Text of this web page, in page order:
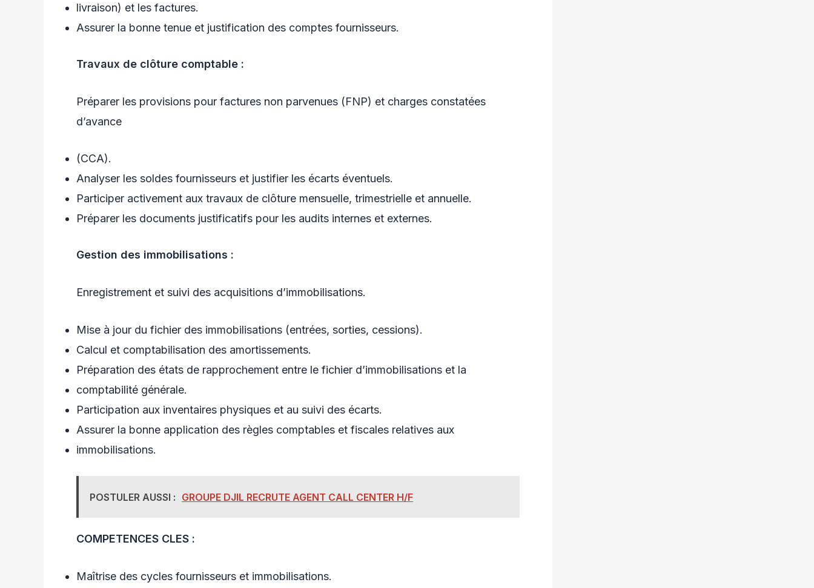
livraison) et les factures.
Assurer la bonne tenue et justification des comptes fournisseurs.
Travaux de clôture comptable :
Préparer les provisions pour factures non parvenues (FNP) et charges constatées
d’avance
(CCA).
Analyser les soldes fournisseurs et justifier les écarts éventuels.
Participer activement aux travaux de clôture mensuelle, trimestrielle et annuelle.
Préparer les documents justificatifs pour les audits internes et externes.
Gestion des immobilisations :
Enregistrement et suivi des acquisitions d’immobilisations.
Mise à jour du fichier des immobilisations (entrées, sorties, cessions).
Calcul et comptabilisation des amortissements.
Préparation des états de rapprochement entre le fichier d’immobilisations et la
comptabilité générale.
Participation aux inventaires physiques et au suivi des écarts.
Assurer la bonne application des règles comptables et fiscales relatives aux
immobilisations.
POSTULER AUSSI : GROUPE DJIL RECRUTE AGENT CALL CENTER H/F
COMPETENCES CLES :
Maîtrise des cycles fournisseurs et immobilisations.